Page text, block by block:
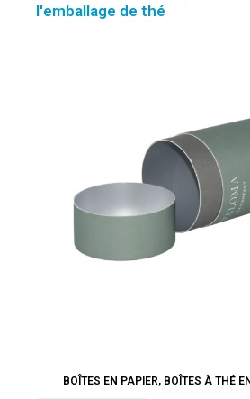
l'emballage de thé
BOÎTES EN PAPIER, BOÎTES À THÉ